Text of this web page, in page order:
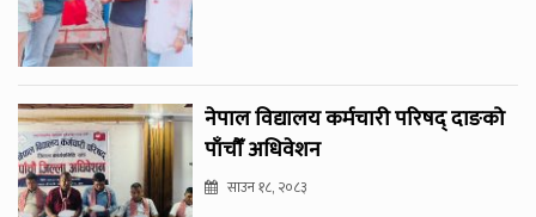
नेपाल विद्यालय कर्मचारी परिषद् दाङको
पाँचौँ अधिवेशन
साउन १८, २०८३